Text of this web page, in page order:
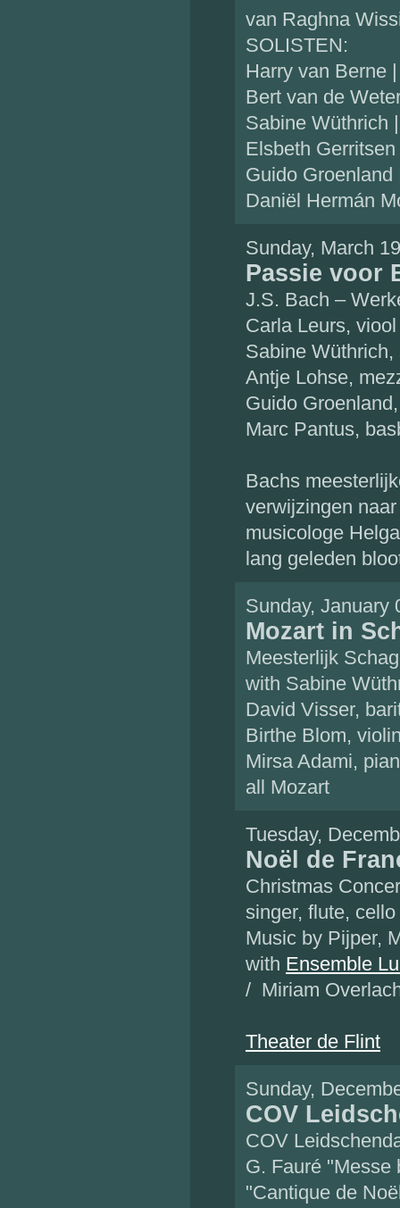
van Raghna
SOLISTEN:
Harry van Berne
Bert van de
Sabine Wüthrich
Elsbeth
Guido Groenland
Daniël Hermán
Sunday, March
Passie voor
J.S. Bach –
Carla Leurs, viool
Sabine Wüthrich,
Antje Lohse,
Guido
Marc Pantus,
Bachs
verwijzingen
musicologe
lang geleden
Sunday, January
Mozart in
Meesterlijk
with Sabine
David Visser,
Birthe Blom,
Mirsa Adami,
all Mozart
Tuesday,
Noël de
Christmas
singer, flute,
Music by Pijper,
with Ensemble
/ Miriam
Theater de Flint
Sunday,
COV
COV
G. Fauré "Messe
"Cantique de